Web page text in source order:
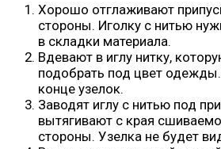
Хорошо отглаживают
стороны. Иголку с нитью
в складки материала.
Вдевают в иглу нитку,
подобрать под цвет
конце узелок.
Заводят иглу с нитью под
вытягивают с края
стороны. Узелка не будет